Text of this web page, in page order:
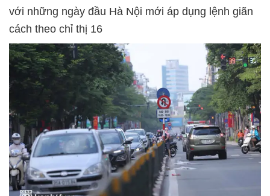
với những ngày đầu Hà Nội mới áp dụng lệnh giãn
cách theo chỉ thị 16